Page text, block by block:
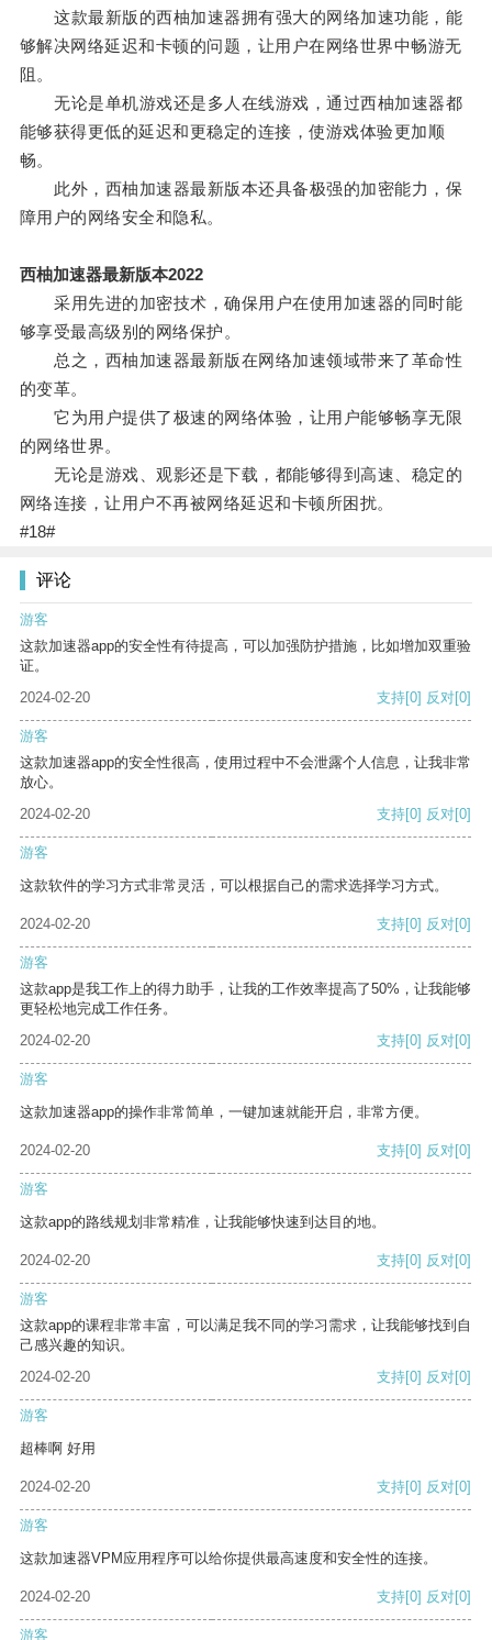
这款最新版的西柚加速器拥有强大的网络加速功能，能
够解决网络延迟和卡顿的问题，让用户在网络世界中畅游无
阻。
无论是单机游戏还是多人在线游戏，通过西柚加速器都
能够获得更低的延迟和更稳定的连接，使游戏体验更加顺
畅。
此外，西柚加速器最新版本还具备极强的加密能力，保
障用户的网络安全和隐私。
西柚加速器最新版本2022
采用先进的加密技术，确保用户在使用加速器的同时能
够享受最高级别的网络保护。
总之，西柚加速器最新版在网络加速领域带来了革命性
的变革。
它为用户提供了极速的网络体验，让用户能够畅享无限
的网络世界。
无论是游戏、观影还是下载，都能够得到高速、稳定的
网络连接，让用户不再被网络延迟和卡顿所困扰。
#18#
评论
游客
这款加速器app的安全性有待提高，可以加强防护措施，比如增加双重验
证。
2024-02-20
支持[0] 反对[0]
游客
这款加速器app的安全性很高，使用过程中不会泄露个人信息，让我非常
放心。
2024-02-20
支持[0] 反对[0]
游客
这款软件的学习方式非常灵活，可以根据自己的需求选择学习方式。
2024-02-20 支持[0] 反对[0]
游客
这款app是我工作上的得力助手，让我的工作效率提高了50%，让我能够
更轻松地完成工作任务。
2024-02-20
支持[0] 反对[0]
游客
这款加速器app的操作非常简单，一键加速就能开启，非常方便。
2024-02-20 支持[0] 反对[0]
游客
这款app的路线规划非常精准，让我能够快速到达目的地。
2024-02-20 支持[0] 反对[0]
游客
这款app的课程非常丰富，可以满足我不同的学习需求，让我能够找到自
己感兴趣的知识。
2024-02-20
支持[0] 反对[0]
游客
超棒啊 好用
2024-02-20 支持[0] 反对[0]
游客
这款加速器VPM应用程序可以给你提供最高速度和安全性的连接。
2024-02-20 支持[0] 反对[0]
游客